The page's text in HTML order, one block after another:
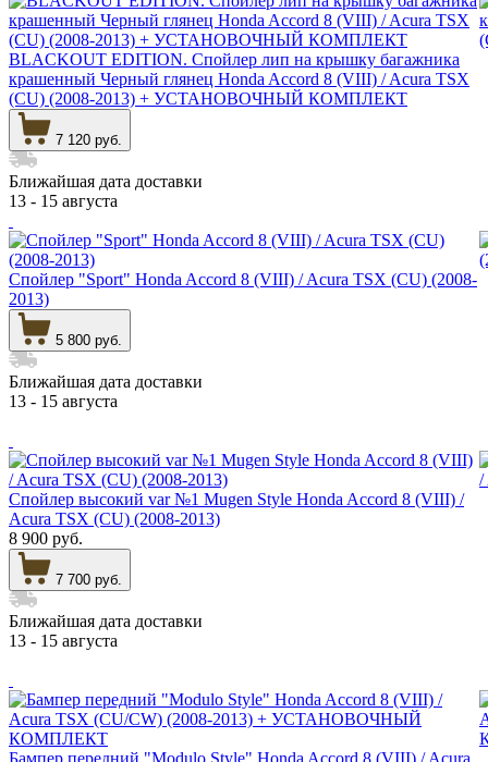
BLACKOUT EDITION. Спойлер лип на крышку багажника
крашенный Черный глянец Honda Accord 8 (VIII) / Acura TSX
(CU) (2008-2013) + УСТАНОВОЧНЫЙ КОМПЛЕКТ
7 120 руб.
Ближайшая дата доставки
13 - 15 августа
Спойлер "Sport" Honda Accord 8 (VIII) / Acura TSX (CU) (2008-
2013)
5 800 руб.
Ближайшая дата доставки
13 - 15 августа
Спойлер высокий var №1 Mugen Style Honda Accord 8 (VIII) /
Acura TSX (CU) (2008-2013)
8 900 руб.
7 700 руб.
Ближайшая дата доставки
13 - 15 августа
Бампер передний "Modulo Style" Honda Accord 8 (VIII) / Acura